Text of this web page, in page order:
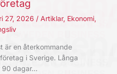
27, 2026 / Artiklar, Ekonomi,
är en återkommande
i Sverige. Långa
90 dagar…